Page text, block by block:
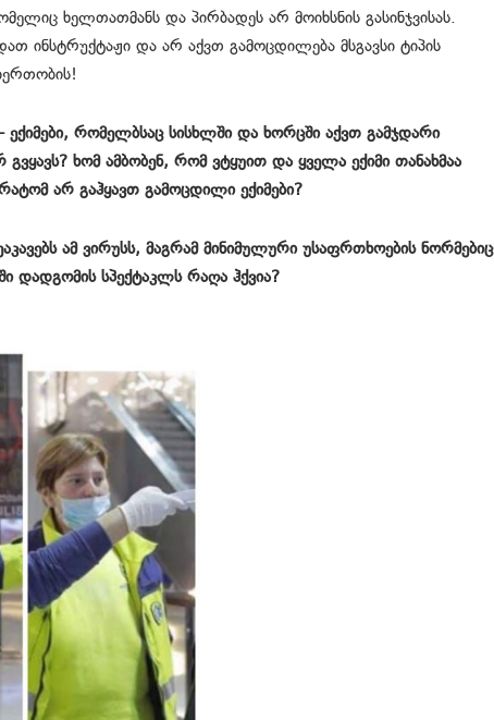
ხელთათმანს და პირბადეს არ მოიხსნის გასინჯვისას.
ინსტრუქტაჟი და არ აქვთ გამოცდილება მსგავსი ტიპის
რომელბსაც სისხლში და ხორცში აქვთ გამჯდარი
ხომ ამბობენ, რომ ვტყუით და ყველა ექიმი თანახმაა
არ გაჰყავთ გამოცდილი ექიმები?
ამ ვირუსს, მაგრამ მინიმულური უსაფრთხოების ნორმებიც
დადგომის სპექტაკლს რაღა ჰქვია?